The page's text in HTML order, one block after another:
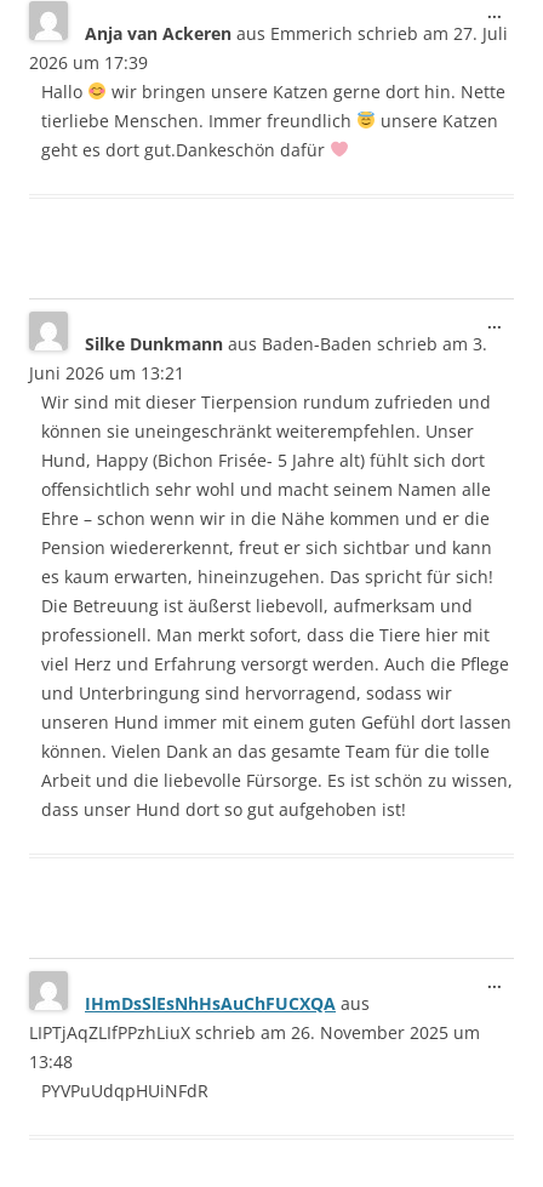
Anja van Ackeren aus Emmerich schrieb am 27. Juli
2026 um 17:39
Hallo
wir bringen unsere Katzen gerne dort hin. Nette
tierliebe Menschen. Immer freundlich
unsere Katzen
geht es dort gut.Dankeschön dafür
...
Silke Dunkmann aus Baden-Baden schrieb am 3.
Juni 2026 um 13:21
Wir sind mit dieser Tierpension rundum zufrieden und
können sie uneingeschränkt weiterempfehlen. Unser
Hund, Happy (Bichon Frisée- 5 Jahre alt) fühlt sich dort
offensichtlich sehr wohl und macht seinem Namen alle
Ehre – schon wenn wir in die Nähe kommen und er die
Pension wiedererkennt, freut er sich sichtbar und kann
es kaum erwarten, hineinzugehen. Das spricht für sich!
Die Betreuung ist äußerst liebevoll, aufmerksam und
professionell. Man merkt sofort, dass die Tiere hier mit
viel Herz und Erfahrung versorgt werden. Auch die Pflege
und Unterbringung sind hervorragend, sodass wir
unseren Hund immer mit einem guten Gefühl dort lassen
können. Vielen Dank an das gesamte Team für die tolle
Arbeit und die liebevolle Fürsorge. Es ist schön zu wissen,
dass unser Hund dort so gut aufgehoben ist!
...
IHmDsSlEsNhHsAuChFUCXQA aus
LIPTjAqZLIfPPzhLiuX schrieb am 26. November 2025 um
13:48
PYVPuUdqpHUiNFdR
...